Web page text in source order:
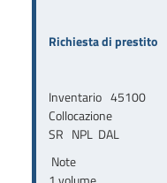
Richiesta di prestito
Inventario 45100
Collocazione
SR   NPL  DAL
Note